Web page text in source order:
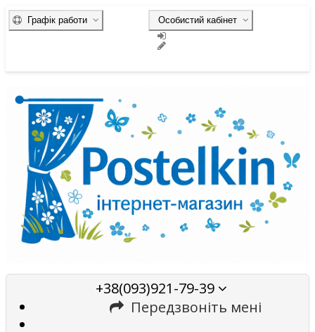
Особистий кабінет
Графік работи
+38(093)921-79-39
Передзвоніть мені